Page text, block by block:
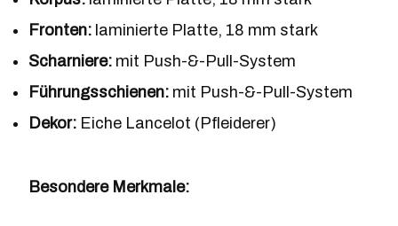
Fronten: laminierte Platte, 18 mm stark
Scharniere: mit Push-&-Pull-System
Führungsschienen: mit Push-&-Pull-System
Dekor: Eiche Lancelot (Pfleiderer)
Besondere Merkmale: